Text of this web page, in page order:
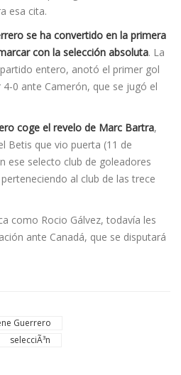
esa cita.
se ha convertido en la primera
con la selección absoluta. La
entero, anotó el primer gol
0 ante Camerón, que se jugó el
coge el revelo de Marc Bartra,
Betis que vio puerta (11 de
ese selecto club de goleadores
al club de las trece
como Rocio Gálvez, todavía les
ante Canadá, que se disputará
Guerrero
selecciÃ³n